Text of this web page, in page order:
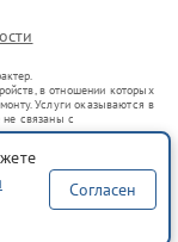
в отношении которых
Услуги оказываются в
связаны с
оборот в соответствии
услуг или введения
услугах по
определяемой
Согласен